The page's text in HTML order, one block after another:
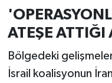
ATEŞE ATTIĞI
Bölgedeki
İsrail koalisyonun